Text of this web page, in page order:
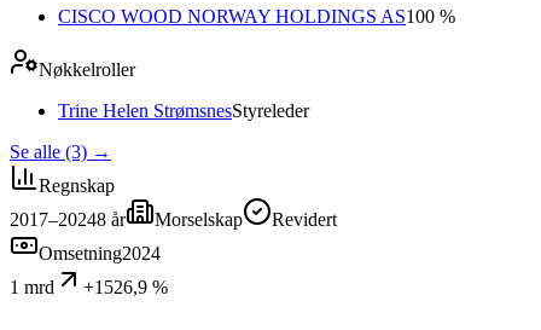
CISCO WOOD NORWAY HOLDINGS AS100 %
Nøkkelroller
Trine Helen StrømsnesStyreleder
Se alle (3) →
Regnskap
2017–20248 år Morselskap
Revidert
Omsetning2024
1 mrd
+1526,9 %